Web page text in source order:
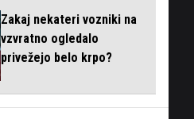
Zakaj nekateri vozniki na
vzvratno ogledalo
privežejo belo krpo?